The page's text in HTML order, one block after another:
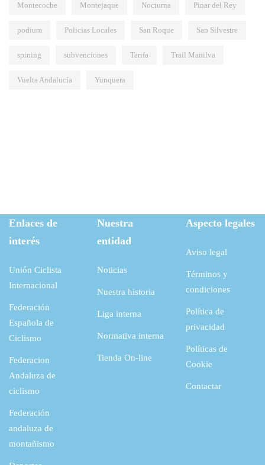
Montecoche Montejaque Nocturna Pinar del Rey
podium Policias Locales San Roque San Silvestre
spining subvenciones Tarifa Trail Manilva
Vuelta Andalucía Yunquera
Enlaces de
interés
Unión Ciclista
Internacional
Federación
Española de
Ciclismo
Federacion
Andaluza de
ciclismo
Federación
andaluza de
montañismo
Nuestra
entidad
Noticias
Nuestra historia
Liga interna
Normativa interna
Tienda On-line
Aspecto legales
Aviso legal
Términos y
condiciones
Política de
privacidad
Políticas de
Cookie
Contactar